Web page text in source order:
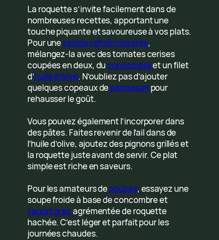
La roquette s’invite facilement dans de
nombreuses recettes, apportant une
touche piquante et savoureuse à vos plats.
Pour unesalade rafraîchissante,
mélangez-la avec des tomates cerises
coupées en deux, duconcombreet un filet
d’huile d’olive. N’oubliez pas d’ajouter
quelques copeaux deparmesanpour
rehausser le goût.
Vous pouvez également l’incorporer dans
des pâtes. Faites revenir de l’ail dans de
l’huile d’olive, ajoutez des pignons grillés et
la roquette juste avant de servir. Ce plat
simple est riche en saveurs.
Pour les amateurs desoupes, essayez une
soupe froide à base de concombre et
yaourt grecagrémentée de roquette
hachée. C’est léger et parfait pour les
journées chaudes.